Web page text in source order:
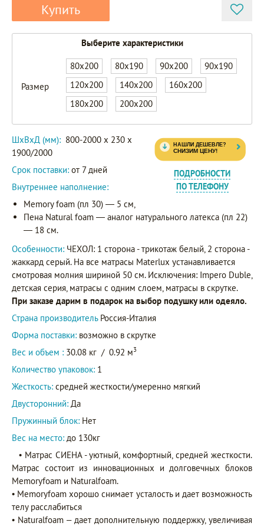
Купить
Выберите характеристики
Размер
80x200 80x190 90x200
90x190
120x200
140x200
160x200
180x200
200x200
ПОДРОБНОСТИ
ПО ТЕЛЕФОНУ
ШxВxД (мм): 800-2000 x 230 x
1900/2000
Срок поставки: от 7 дней
Внутреннее наполнение:
Memory foam (пл 30) — 5 см,
Пена Natural foаm — аналог натурального латекса (пл 22)
— 18 см.
Особенности: ЧЕХОЛ: 1 сторона - трикотаж белый, 2 сторона -
жаккард серый. На все матрасы Materlux устанавливается
смотровая молния шириной 50 см. Исключения: Impero Duble,
детская серия, матрасы с одним слоем, матрасы в скрутке.
При заказе дарим в подарок на выбор подушку или одеяло.
Страна производитель Россия-Италия
Форма поставки: возможно в скрутке
Вес и объем : 30.08 кг / 0.92 м3
Количество упаковок: 1
Жесткость: средней жесткости/умеренно мягкий
Двусторонний: Да
Пружинный блок: Нет
Вес на место: до 130кг
• Матрас СИЕНА - уютный, комфортный, средней жесткости.
Матрас состоит из инновационных и долговечных блоков
Memoryfoam и Naturalfoаm.
• Memoryfoam хорошо снимает усталость и дает возможность
телу расслабиться
• Naturalfoаm – дает дополнительную поддержку, увеличивая